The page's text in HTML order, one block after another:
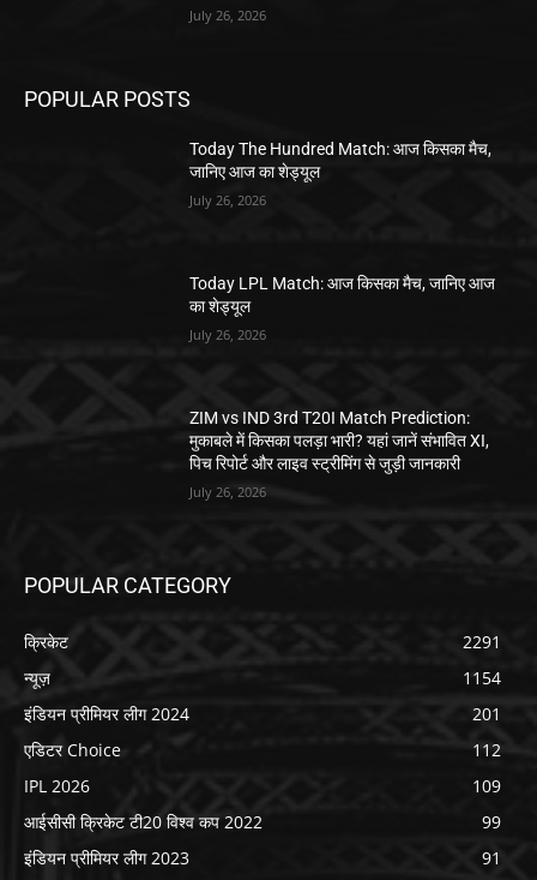
July 26, 2026
POPULAR POSTS
Today The Hundred Match: आज किसका मैच,
जानिए आज का शेड्यूल
July 26, 2026
Today LPL Match: आज किसका मैच, जानिए आज
का शेड्यूल
July 26, 2026
ZIM vs IND 3rd T20I Match Prediction:
मुकाबले में किसका पलड़ा भारी? यहां जानें संभावित XI,
पिच रिपोर्ट और लाइव स्ट्रीमिंग से जुड़ी जानकारी
July 26, 2026
POPULAR CATEGORY
क्रिकेट
2291
न्यूज़
1154
इंडियन प्रीमियर लीग 2024
201
एडिटर Choice
112
IPL 2026
109
आईसीसी क्रिकेट टी20 विश्व कप 2022
99
इंडियन प्रीमियर लीग 2023
91